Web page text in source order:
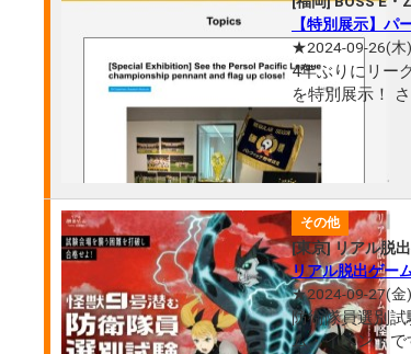
【特別展示】パ
★2024-09-26(木
4年ぶりにリー
を特別展示！
す。 ホークス
その他
[東京] リアル脱
リアル脱出ゲー
★2024-09-27(金
防衛隊員選別
ム・イベントです。 ■ストーリー 日常的に襲いかかってくる怪獣の討伐を行う 「日